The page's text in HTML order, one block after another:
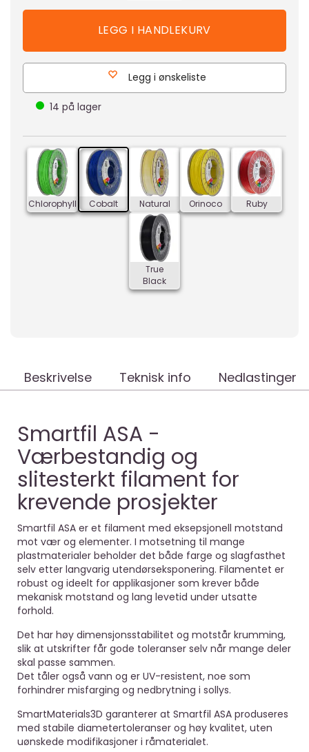
Chlorophyll Cobalt Natural Orinoco Ruby
True
Black
Legg i ønskeliste
14 på lager
Beskrivelse Teknisk info Nedlastinger
Smartfil ASA -
Værbestandig og
slitesterkt filament for
krevende prosjekter
Smartfil ASA er et filament med eksepsjonell motstand
mot vær og elementer. I motsetning til mange
plastmaterialer beholder det både farge og slagfasthet
selv etter langvarig utendørseksponering. Filamentet er
robust og ideelt for applikasjoner som krever både
mekanisk motstand og lang levetid under utsatte
forhold.
Det har høy dimensjonsstabilitet og motstår krumming,
slik at utskrifter får gode toleranser selv når mange deler
skal passe sammen.
Det tåler også vann og er UV-resistent, noe som
forhindrer misfarging og nedbrytning i sollys.
SmartMaterials3D garanterer at Smartfil ASA produseres
med stabile diameter­toleranser og høy kvalitet, uten
uønskede modifikasjoner i råmaterialet.